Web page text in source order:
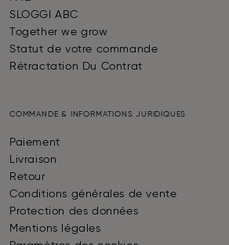
SLOGGI ABC
Together we grow
Statut de votre commande
Rétractation Du Contrat
COMMANDE & INFORMATIONS JURIDIQUES
Paiement
Livraison
Retour
Conditions générales de vente
Protection des données
Mentions légales